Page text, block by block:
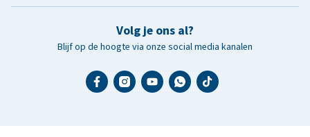
Volg je ons al?
Blijf op de hoogte via onze social media kanalen